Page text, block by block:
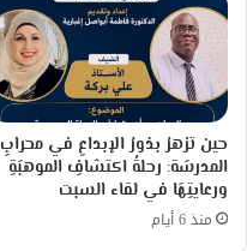
حين تزهرُ بذورُ الإبداعِ في محرابِ
المدرسَة: رحلةُ اكتشافِ الموهبَةِ
ورعايتِهَا في لقاء السبت
منذ 6 أيام